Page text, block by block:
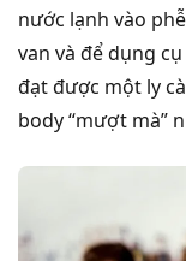
nước lạnh vào
van và để dụng
đạt được một ly
body “mượt mà”